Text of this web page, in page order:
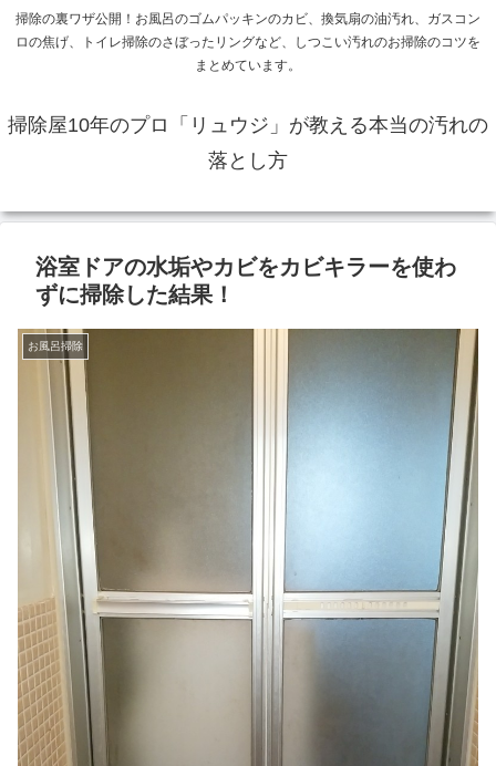
掃除の裏ワザ公開！お風呂のゴムパッキンのカビ、換気扇の油汚れ、ガスコン
ロの焦げ、トイレ掃除のさぼったリングなど、しつこい汚れのお掃除のコツを
まとめています。
掃除屋10年のプロ「リュウジ」が教える本当の汚れの
落とし方
浴室ドアの水垢やカビをカビキラーを使わ
ずに掃除した結果！
お風呂掃除